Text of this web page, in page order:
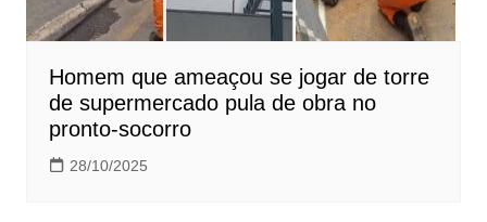
Homem que ameaçou se jogar de torre
de supermercado pula de obra no
pronto-socorro
28/10/2025